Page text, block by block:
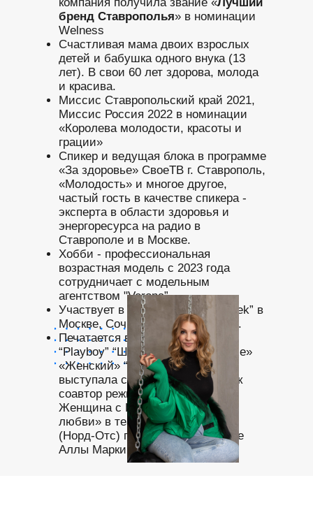
бренд Ставрополья» в номинации
Welness
Счастливая мама двоих взрослых
детей и бабушка одного внука (13
лет). В свои 60 лет здорова, молода
и красива.
Миссис Ставропольский край 2021,
Миссис Россия 2022 в номинации
«Королева молодости, красоты и
грации»
Спикер и ведущая блока в программе
«За здоровье» СвоеТВ г. Ставрополь,
«Молодость» и многое другое,
частый гость в качестве спикера -
эксперта в области здоровья и
энергоресурса на радио в
Ставрополе и в Москве.
Хобби - профессиональная
возрастная модель с 2023 года
сотрудничает с модельным
агентством "Verona”.
Участвует в показах “Fashion week” в
Москве, Сочи, Санкт-Петербурге.
Печатается в журналах. «FSB”
“Playboy” “Шпилька» «Путь к себе»
«Женский» “Так же хобби -
выступала со своим номером как
соавтор режиссера и актриса «
Женщина с Крыльями» -ангел
любви» в театре на Мельникова
(Норд-Отс) г. Москва, в спектакле
Аллы Маркиной.